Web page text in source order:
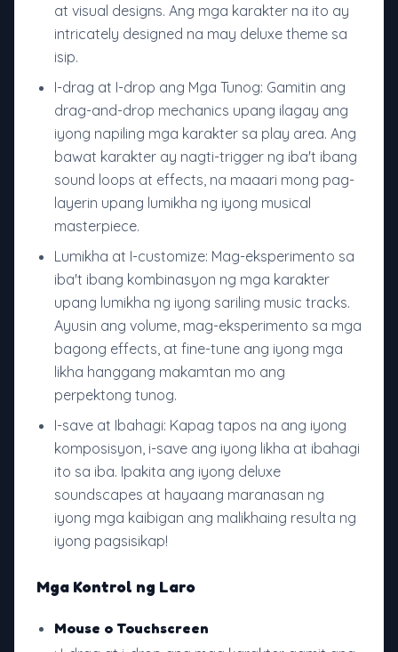
at visual designs. Ang mga karakter na ito ay
intricately designed na may deluxe theme sa
isip.
I-drag at I-drop ang Mga Tunog: Gamitin ang
drag-and-drop mechanics upang ilagay ang
iyong napiling mga karakter sa play area. Ang
bawat karakter ay nagti-trigger ng iba't ibang
sound loops at effects, na maaari mong pag-
layerin upang lumikha ng iyong musical
masterpiece.
Lumikha at I-customize: Mag-eksperimento sa
iba't ibang kombinasyon ng mga karakter
upang lumikha ng iyong sariling music tracks.
Ayusin ang volume, mag-eksperimento sa mga
bagong effects, at fine-tune ang iyong mga
likha hanggang makamtan mo ang
perpektong tunog.
I-save at Ibahagi: Kapag tapos na ang iyong
komposisyon, i-save ang iyong likha at ibahagi
ito sa iba. Ipakita ang iyong deluxe
soundscapes at hayaang maranasan ng
iyong mga kaibigan ang malikhaing resulta ng
iyong pagsisikap!
Mga Kontrol ng Laro
Mouse o Touchscreen